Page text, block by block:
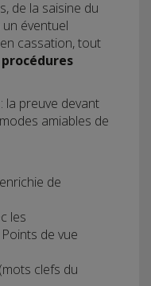
de la saisine du
éventuel
cassation, tout
procédures
la preuve devant
amiables de
de
les
de vue
(mots clefs du